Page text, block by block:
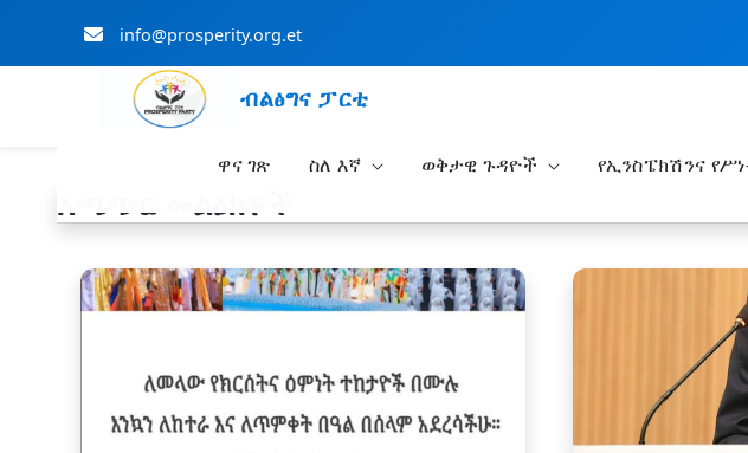
info@prosperity.org.et
ብልፅግና ፓርቲ
ዋና ገጽ ስለ እኛ ወቅታዊ ጉዳዮች የኢንስፔክሽንና
አጫጭር መልዕክቶች
አዲስ